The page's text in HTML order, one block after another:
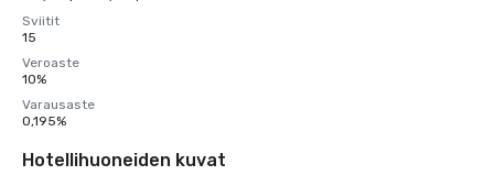
Sviitit
15
Veroaste
10%
Varausaste
0,195%
Hotellihuoneiden kuvat